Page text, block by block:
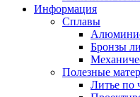
Информация
Сплавы
Бронзы
Полезные
Литье по